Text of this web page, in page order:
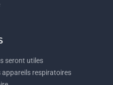
seront utiles
appareils respiratoires